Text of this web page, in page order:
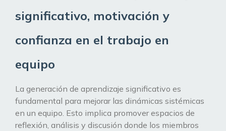
significativo, motivación y
confianza en el trabajo en
equipo
La generación de aprendizaje significativo es
fundamental para mejorar las dinámicas sistémicas
en un equipo. Esto implica promover espacios de
reflexión, análisis y discusión donde los miembros